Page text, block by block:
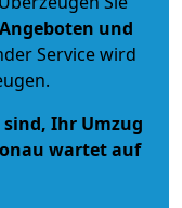
und
Service wird
sind, Ihr Umzug
wartet auf